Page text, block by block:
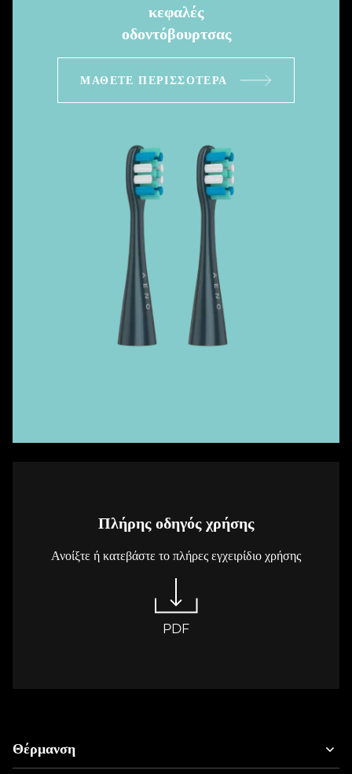
κεφαλές
οδοντόβουρτσας
ΜΆΘΕΤΕ ΠΕΡΙΣΣΌΤΕΡΑ
Πλήρης οδηγός χρήσης
Ανοίξτε ή κατεβάστε το πλήρες εγχειρίδιο χρήσης
PDF
Θέρμανση